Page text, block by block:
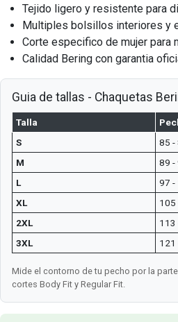
Tejido ligero y resistente para
Multiples bolsillos interiores y
Corte especifico de mujer para
Calidad Bering con garantia
Guia de tallas - Chaquetas
Talla
S
85 -
M
89 -
L
97 -
XL
105
2XL
113
3XL
121
Mide el contorno de tu pecho por la
cortes Body Fit y Regular Fit.